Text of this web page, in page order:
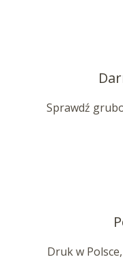
Sprawdź
Druk w